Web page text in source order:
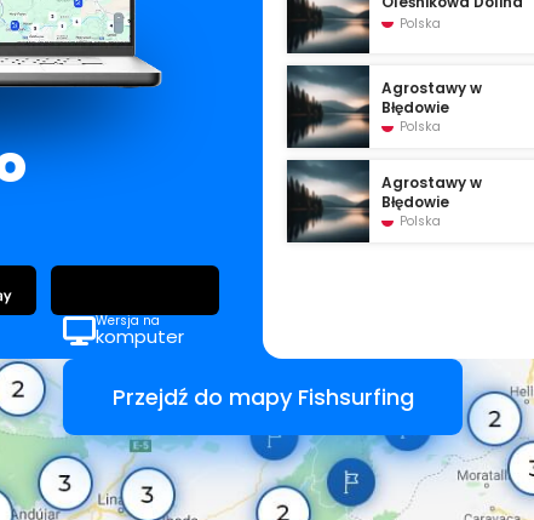
Wersja na
komputer
Polska
Agrostawy w
Błędowie
Polska
Agrostawy w
Błędowie
Polska
Przejdź do mapy Fishsurfing